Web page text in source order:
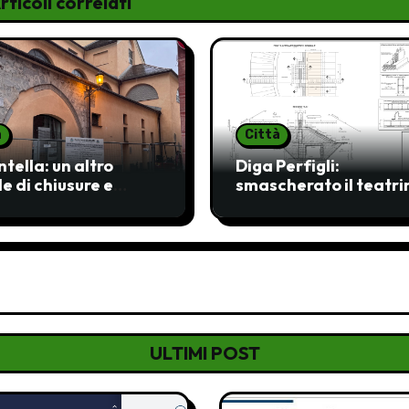
un altro
di chiusure e
Città
Diga Perfigli:
smascherato il
ULTIMI POST